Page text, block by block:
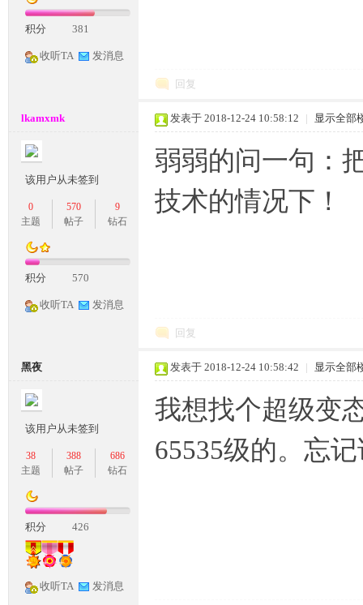
M积分 381
收听TA 发消息
回复
lkamxmk
该用户从未签到
0
主题
570
帖子
9
钻石
积分 570
收听TA 发消息
发表于 2018-12-24 10:58:12 | 显示全部
弱弱的问一句：
技术的情况下！
回复
黑夜
该用户从未签到
38
主题
388
帖子
686
钻石
积分 426
收听TA 发消息
发表于 2018-12-24 10:58:42 | 显示全部
我想找个超级变
65535级的。忘